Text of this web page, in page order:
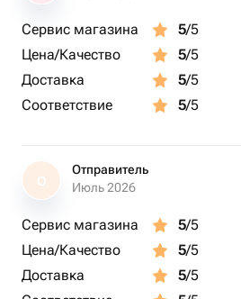
Сервис магазина 5/5
Цена/Качество
5/5
Доставка
5/5
Соответствие
5/5
О
Отправитель
Июль 2026
Сервис магазина 5/5
Цена/Качество
5/5
Доставка
5/5